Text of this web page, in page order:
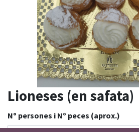
Lioneses (en safata)
Nº persones i Nº peces (aprox.)